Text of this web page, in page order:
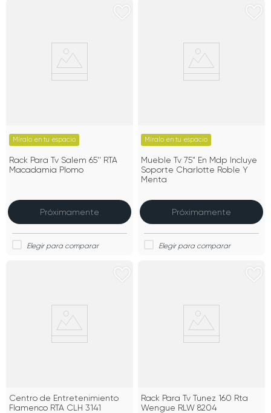
Míralo en tu espacio
Rack Para Tv Salem 65'' RTA
Macadamia Plomo
Próximamente
Míralo en tu espacio
Mueble Tv 75" En Mdp Incluye
Soporte Charlotte Roble Y
Menta
Próximamente
Centro de Entretenimiento
Flamenco RTA CLH 3141
Rack Para Tv Tunez 160 Rta
Wengue RLW 8204